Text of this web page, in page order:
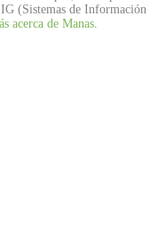
(Sistemas de
acerca de Manas.